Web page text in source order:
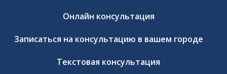
Онлайн консультация
Записаться на консультацию в вашем городе
Текстовая консультация